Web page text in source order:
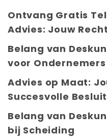
Ontvang Gratis
Advies: Jouw
Belang van
voor Ondernemers
Advies op Maat:
Succesvolle
Belang van
bij Scheiding